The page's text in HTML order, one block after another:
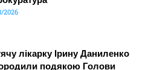
2026
лікарку Ірину Даниленко
подякою Голови